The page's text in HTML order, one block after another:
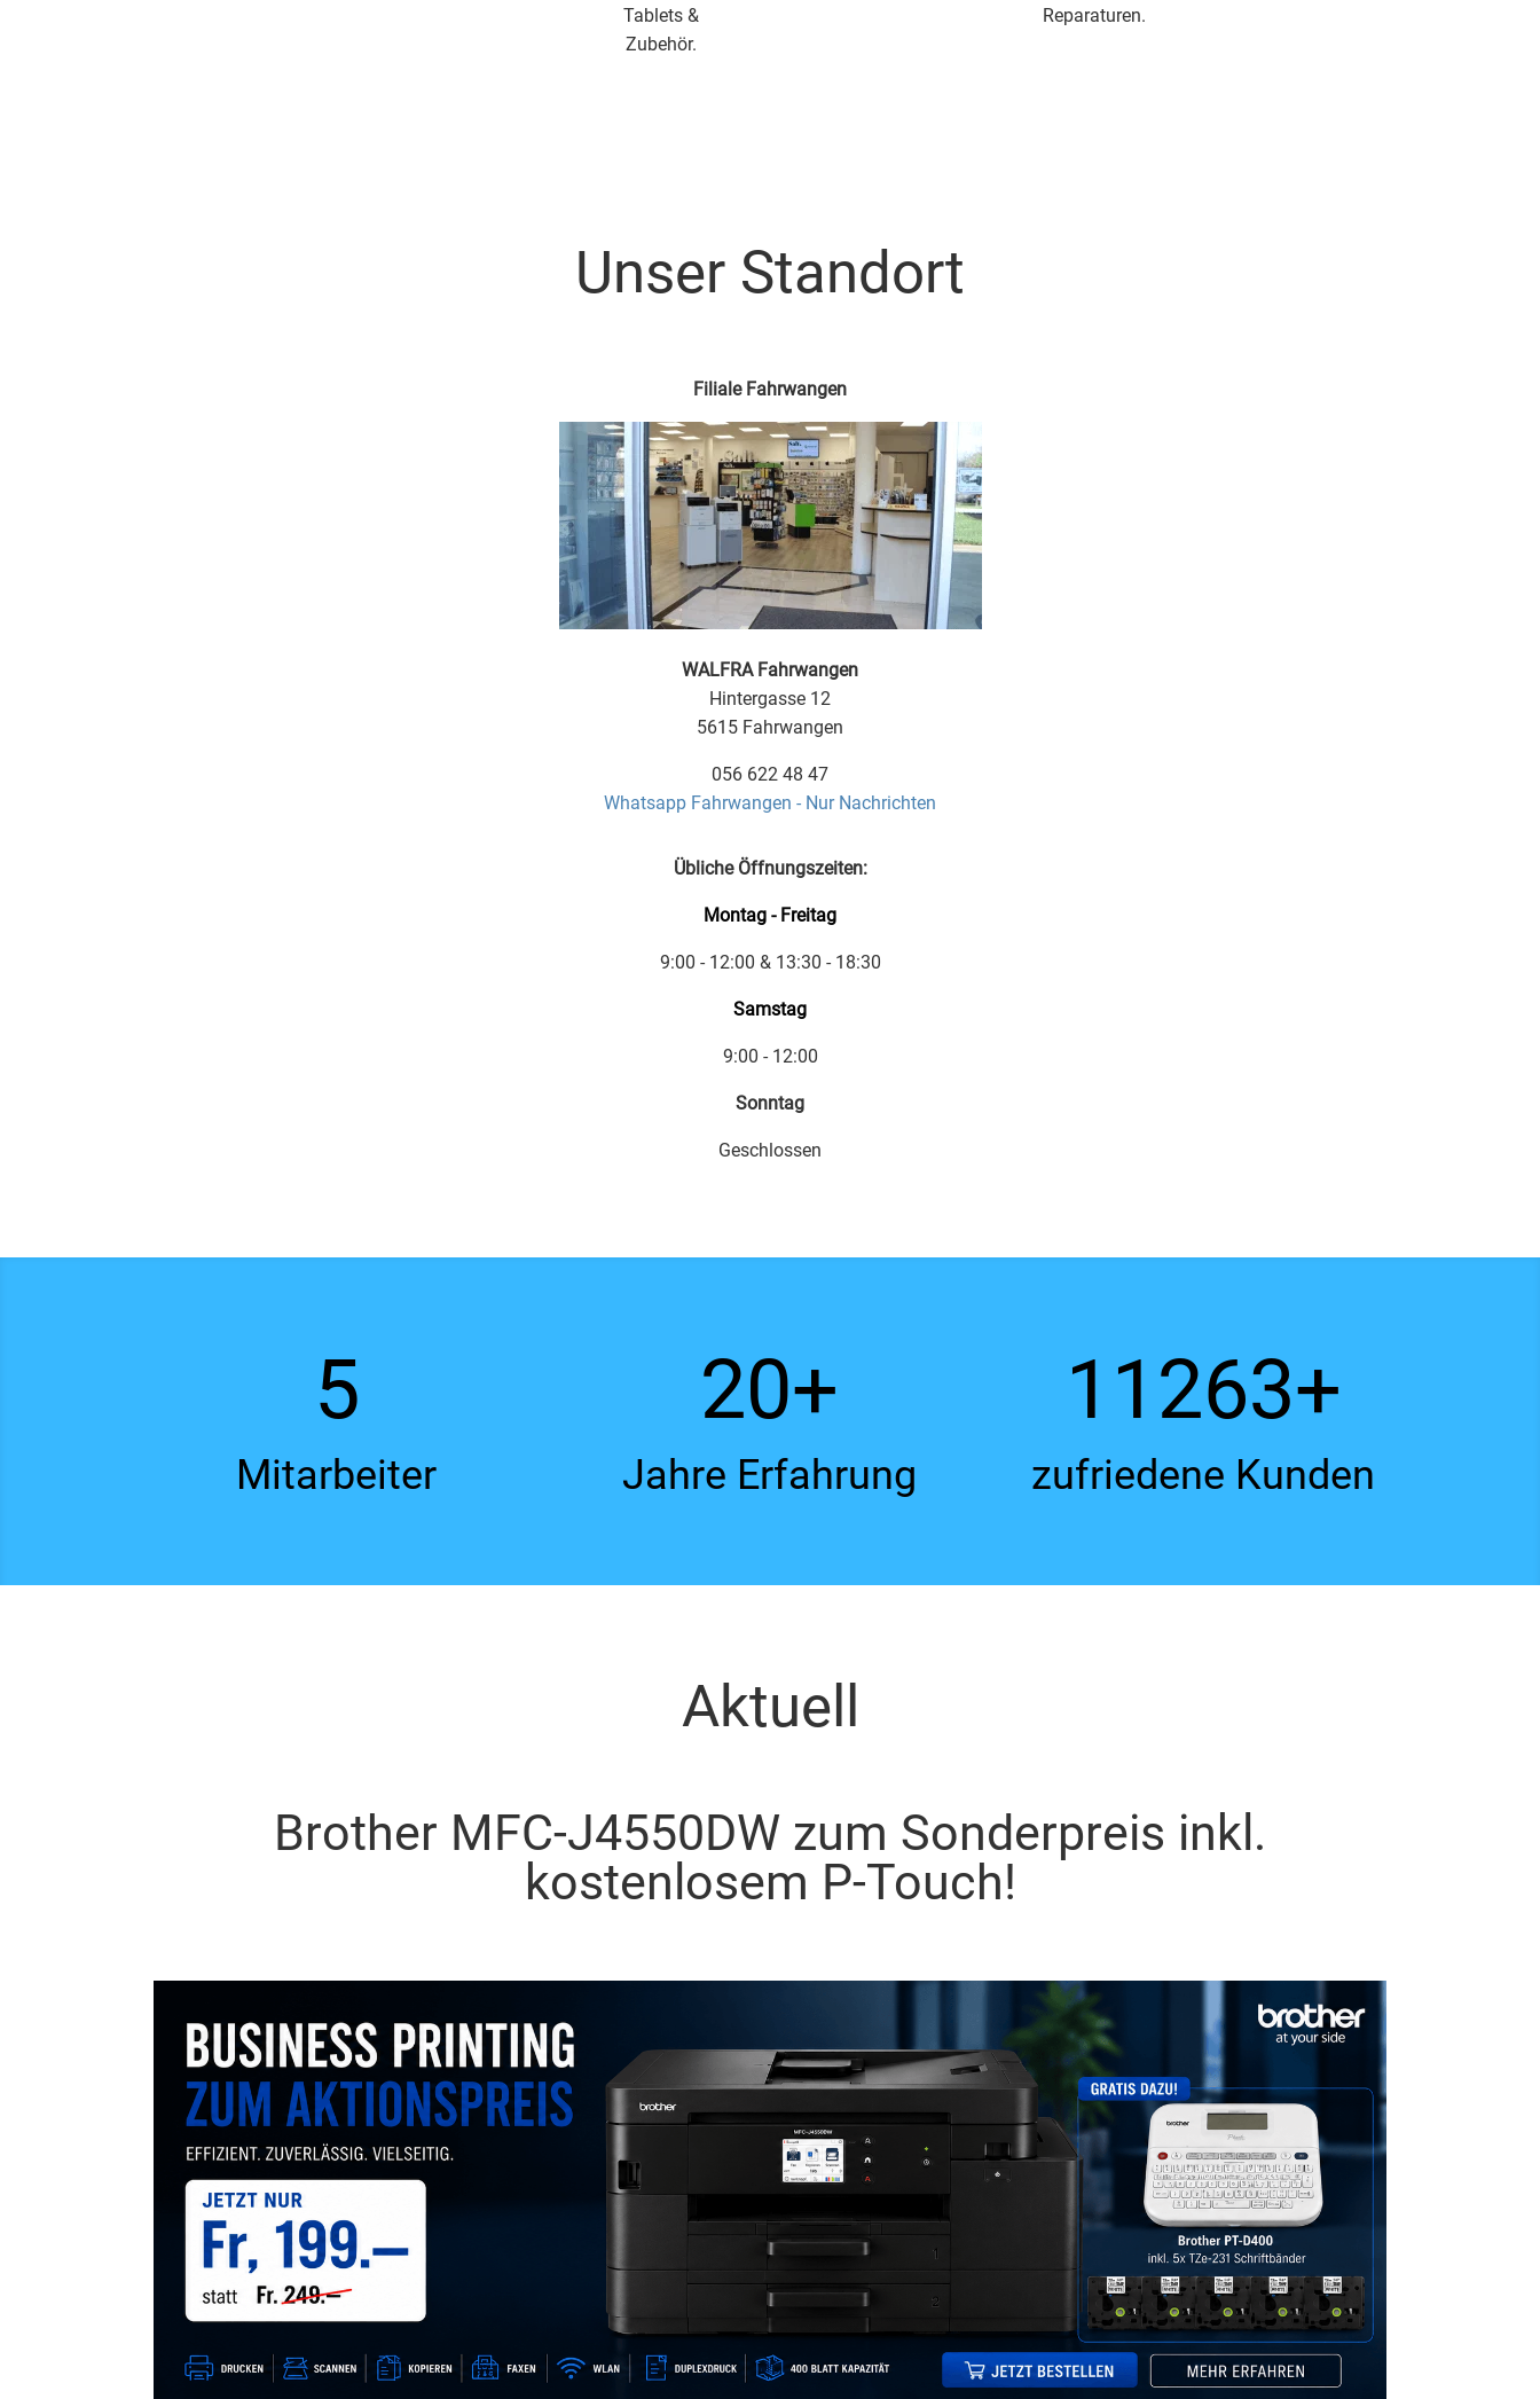
Tablets &
Zubehör.
Reparaturen.
Unser Standort
Filiale Fahrwangen
WALFRA Fahrwangen
Hintergasse 12
5615 Fahrwangen
056 622 48 47
Whatsapp Fahrwangen - Nur Nachrichten
Übliche Öffnungszeiten:
Montag - Freitag
9:00 - 12:00 & 13:30 - 18:30
Samstag
9:00 - 12:00
Sonntag
Geschlossen
5
Mitarbeiter
20+
Jahre Erfahrung
11263+
zufriedene Kunden
Aktuell
Brother MFC-J4550DW zum Sonderpreis inkl.
kostenlosem P-Touch!